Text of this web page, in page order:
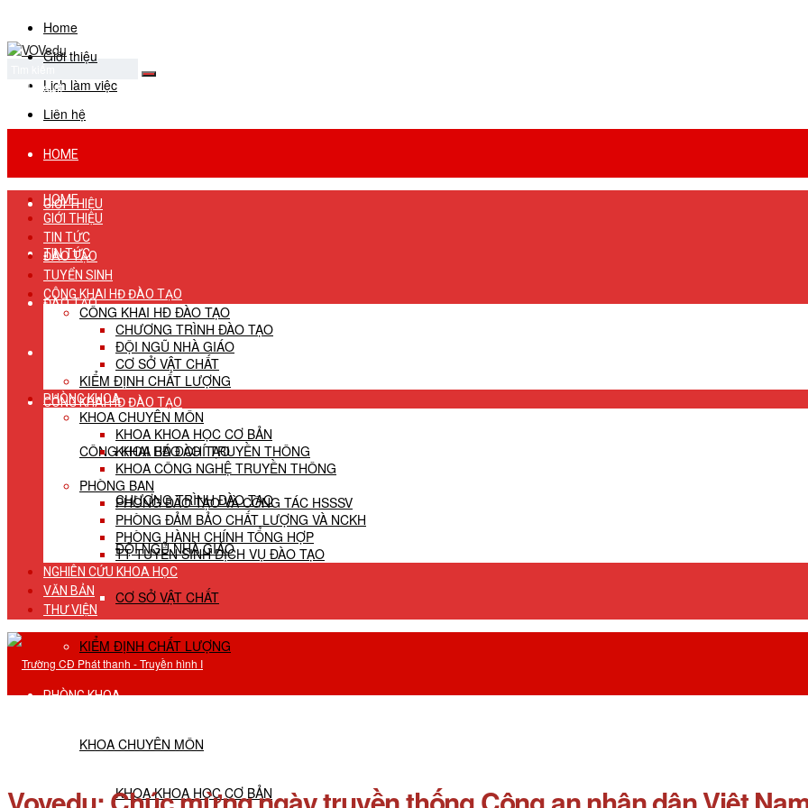
Home
Giới thiệu
Lịch làm việc
Liên hệ
No Result
View All Result
HOME
GIỚI THIỆU
TIN TỨC
ĐÀO TẠO
TUYỂN SINH
CÔNG KHAI HĐ ĐÀO TẠO
CÔNG KHAI HĐ ĐÀO TẠO
CHƯƠNG TRÌNH ĐÀO TẠO
ĐỘI NGŨ NHÀ GIÁO
CƠ SỞ VẬT CHẤT
KIỂM ĐỊNH CHẤT LƯỢNG
PHÒNG KHOA
KHOA CHUYÊN MÔN
KHOA KHOA HỌC CƠ BẢN
HOME
GIỚI THIỆU
TIN TỨC
ĐÀO TẠO
TUYỂN SINH
CÔNG KHAI HĐ ĐÀO TẠO
CÔNG KHAI HĐ ĐÀO TẠO
CHƯƠNG TRÌNH ĐÀO TẠO
ĐỘI NGŨ NHÀ GIÁO
CƠ SỞ VẬT CHẤT
KIỂM ĐỊNH CHẤT LƯỢNG
PHÒNG KHOA
KHOA CHUYÊN MÔN
KHOA KHOA HỌC CƠ BẢN
KHOA BÁO CHÍ TRUYỀN THÔNG
KHOA CÔNG NGHỆ TRUYỀN THÔNG
PHÒNG BAN
PHÒNG ĐÀO TẠO VÀ CÔNG TÁC HSSSV
PHÒNG ĐẢM BẢO CHẤT LƯỢNG VÀ NCKH
PHÒNG HÀNH CHÍNH TỔNG HỢP
TT TUYỂN SINH DỊCH VỤ ĐÀO TẠO
NGHIÊN CỨU KHOA HỌC
VĂN BẢN
THƯ VIỆN